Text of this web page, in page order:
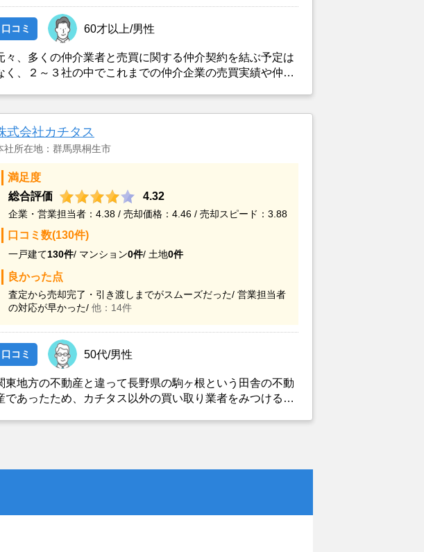
口コミ 60才以上/男性
々、多くの仲介業者と売買に関する仲介契約を結ぶ予定は
く、２～３社の中でこれまでの仲介企業の売買実績や仲介
式会社カチタス
社所在地：群馬県桐生市
満足度
総合評価
4.32
企業・営業担当者：4.38 / 売却価格：4.46 / 売却スピード：3.88
口コミ数(130件)
一戸建て130件/ マンション0件/ 土地0件
良かった点
査定から売却完了・引き渡しまでがスムーズだった/ 営業担当者
の対応が早かった/ 他：14件
口コミ 50代/男性
東地方の不動産と違って長野県の駒ヶ根という田舎の不動
であったため、カチタス以外の買い取り業者をみつけるこ